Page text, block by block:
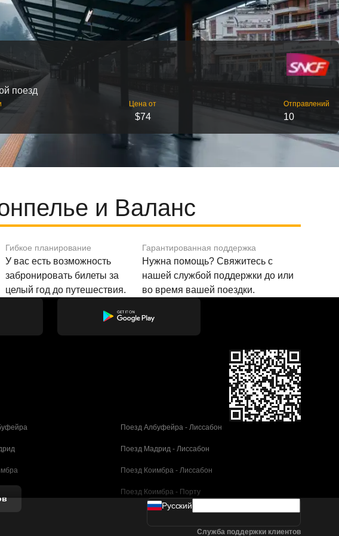
поезд
Цена от
$74
Отправлений
10
и Валанс
Гибкое планирование
У вас есть возможность
забронировать билеты за
целый год до путешествия.
Гарантированная поддержка
Нужна помощь? Свяжитесь с
нашей службой поддержки до или
во время вашей поездки.
Поезд Албуфейра - Лиссабон
Поезд Мадрид - Лиссабон
Поезд Коимбра - Лиссабон
Поезд Коимбра - Порту
Поезд Валенсия - Барселона
Pусский
Служба поддержки клиентов